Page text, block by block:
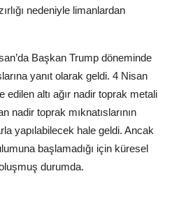
nedeniyle limanlardan
Başkan Trump döneminde
yanıt olarak geldi. 4 Nisan
edilen altı ağır nadir toprak metali
nadir toprak mıknatıslarının
yapılabilecek hale geldi. Ancak
başlamadığı için küresel
durumda.